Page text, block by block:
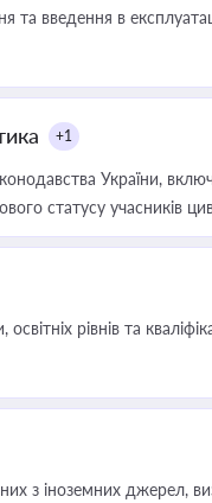
введення в
+1
України,
статусу учасників
рівнів та
з іноземних джерел,